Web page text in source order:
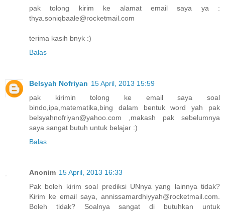
pak tolong kirim ke alamat email saya ya :
thya.soniqbaale@rocketmail.com
terima kasih bnyk :)
Balas
Belsyah Nofriyan 15 April, 2013 15:59
pak kirimin tolong ke email saya soal
bindo,ipa,matematika,bing dalam bentuk word yah pak
belsyahnofriyan@yahoo.com ,makash pak sebelumnya
saya sangat butuh untuk belajar :)
Balas
Anonim 15 April, 2013 16:33
Pak boleh kirim soal prediksi UNnya yang lainnya tidak?
Kirim ke email saya, annissamardhiyyah@rocketmail.com.
Boleh tidak? Soalnya sangat di butuhkan untuk